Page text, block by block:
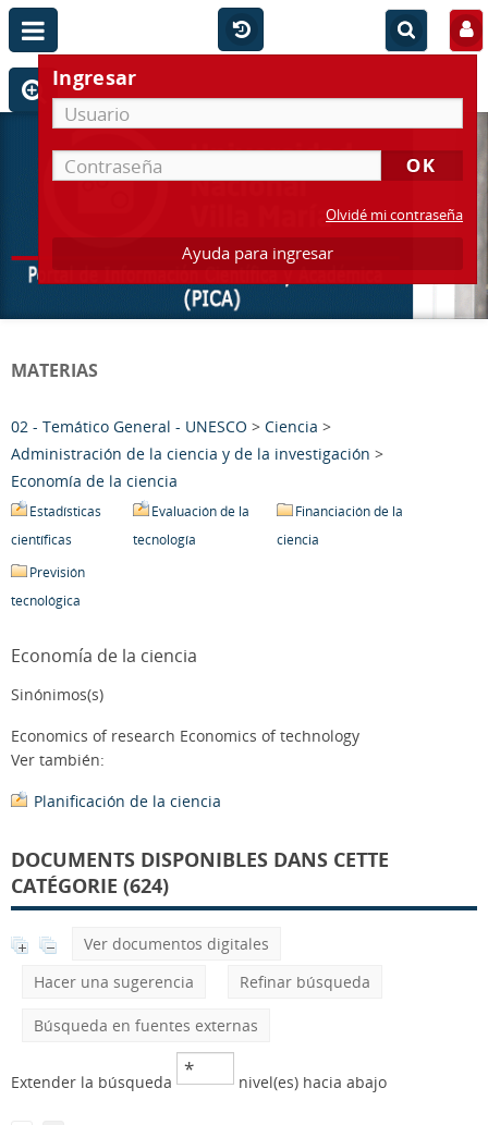
Ingresar
Olvidé mi contraseña
Ayuda para ingresar
MATERIAS
02 - Temático General - UNESCO > Ciencia >
Administración de la ciencia y de la investigación >
Economía de la ciencia
Estadísticas
científicas
Evaluación de la
tecnología
Financiación de la
ciencia
Previsión
tecnológica
Economía de la ciencia
Sinónimos(s)
Economics of research Economics of technology
Ver también:
Planificación de la ciencia
DOCUMENTS DISPONIBLES DANS CETTE
CATÉGORIE (624)
Ver documentos digitales
Hacer una sugerencia
Refinar búsqueda
Búsqueda en fuentes externas
Extender la búsqueda nivel(es) hacia abajo